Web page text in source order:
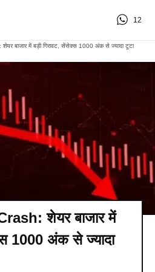
12
बाजार में बड़ी गिरावट, सेंसेक्स 1000 अंक से ज्यादा टूटा
शेयर बाजार में
1000 अंक से ज्यादा